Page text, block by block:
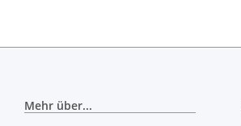
Mehr über...